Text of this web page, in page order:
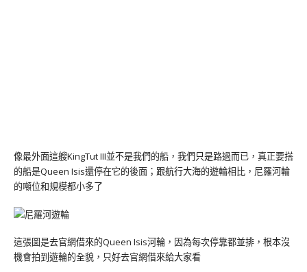
像最外面這艘KingTut III並不是我們的船，我們只是路過而已，真正要搭
的船是Queen Isis還停在它的後面；跟航行大海的遊輪相比，尼羅河輪
的噸位和規模都小多了
這張圖是去官網借來的Queen Isis河輪，因為每次停靠都並排，根本沒
機會拍到遊輪的全貌，只好去官網借來給大家看